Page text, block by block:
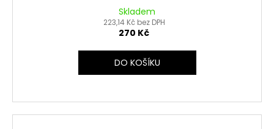
Skladem
223,14 Kč bez DPH
270 Kč
DO KOŠÍKU